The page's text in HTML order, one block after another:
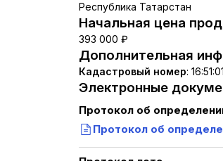
Республика Татарстан
Начальная цена
393 000 ₽
Дополнительная
Кадастровый номер:
Электронные
Протокол об
Протокол об